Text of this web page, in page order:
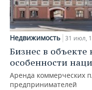
Недвижимость 31 июл,
Бизнес в объекте
особенности
Аренда коммерческих
предпринимателей